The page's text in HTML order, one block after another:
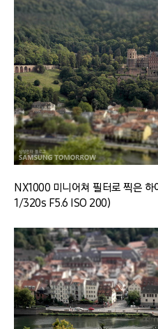
NX1000 미니어쳐 필터로 찍은
1/320s F5.6 ISO 200)